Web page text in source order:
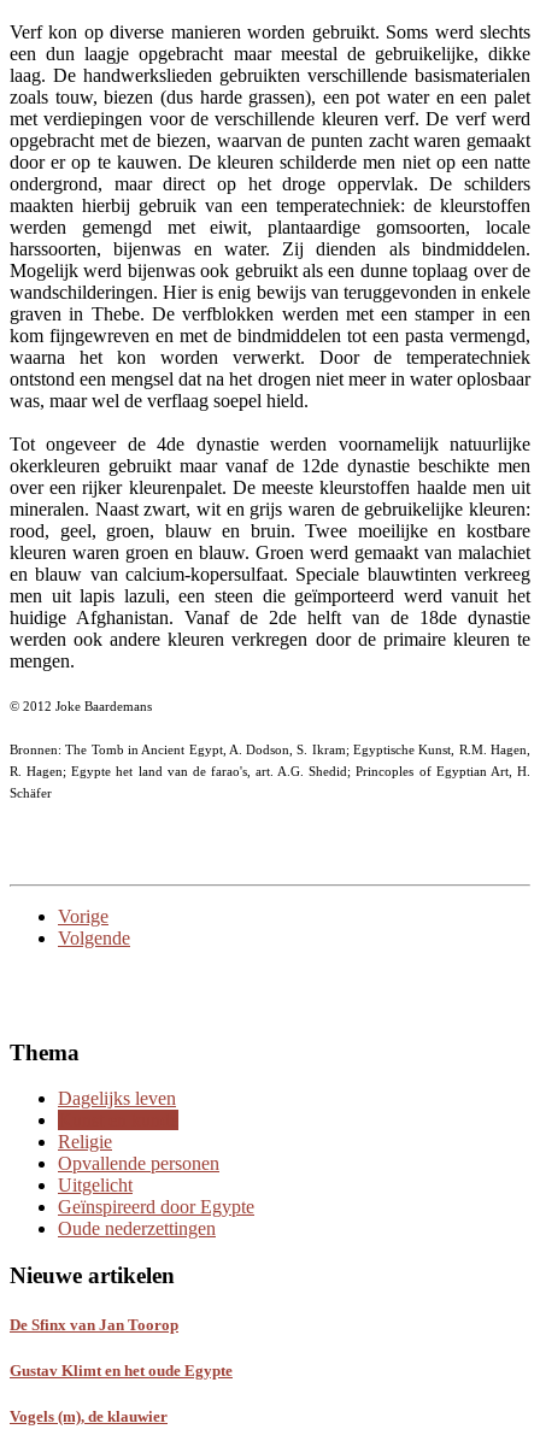
Verf kon op diverse manieren worden gebruikt. Soms werd slechts
een dun laagje opgebracht maar meestal de gebruikelijke, dikke
laag. De handwerkslieden gebruikten verschillende basismaterialen
zoals touw, biezen (dus harde grassen), een pot water en een palet
met verdiepingen voor de verschillende kleuren verf. De verf werd
opgebracht met de biezen, waarvan de punten zacht waren gemaakt
door er op te kauwen. De kleuren schilderde men niet op een natte
ondergrond, maar direct op het droge oppervlak. De schilders
maakten hierbij gebruik van een temperatechniek: de kleurstoffen
werden gemengd met eiwit, plantaardige gomsoorten, locale
harssoorten, bijenwas en water. Zij dienden als bindmiddelen.
Mogelijk werd bijenwas ook gebruikt als een dunne toplaag over de
wandschilderingen. Hier is enig bewijs van teruggevonden in enkele
graven in Thebe. De verfblokken werden met een stamper in een
kom fijngewreven en met de bindmiddelen tot een pasta vermengd,
waarna het kon worden verwerkt. Door de temperatechniek
ontstond een mengsel dat na het drogen niet meer in water oplosbaar
was, maar wel de verflaag soepel hield.
Tot ongeveer de 4de dynastie werden voornamelijk natuurlijke
okerkleuren gebruikt maar vanaf de 12de dynastie beschikte men
over een rijker kleurenpalet. De meeste kleurstoffen haalde men uit
mineralen. Naast zwart, wit en grijs waren de gebruikelijke kleuren:
rood, geel, groen, blauw en bruin. Twee moeilijke en kostbare
kleuren waren groen en blauw. Groen werd gemaakt van malachiet
en blauw van calcium-kopersulfaat. Speciale blauwtinten verkreeg
men uit lapis lazuli, een steen die geïmporteerd werd vanuit het
huidige Afghanistan. Vanaf de 2de helft van de 18de dynastie
werden ook andere kleuren verkregen door de primaire kleuren te
mengen.
© 2012 Joke Baardemans
Bronnen: The Tomb in Ancient Egypt, A. Dodson, S. Ikram; Egyptische Kunst, R.M. Hagen,
R. Hagen; Egypte het land van de farao's, art. A.G. Shedid; Princoples of Egyptian Art, H.
Schäfer
Vorige
Volgende
Thema
Dagelijks leven
Religie
Opvallende personen
Uitgelicht
Geïnspireerd door Egypte
Oude nederzettingen
Nieuwe artikelen
De Sfinx van Jan Toorop
Gustav Klimt en het oude Egypte
Vogels (m), de klauwier